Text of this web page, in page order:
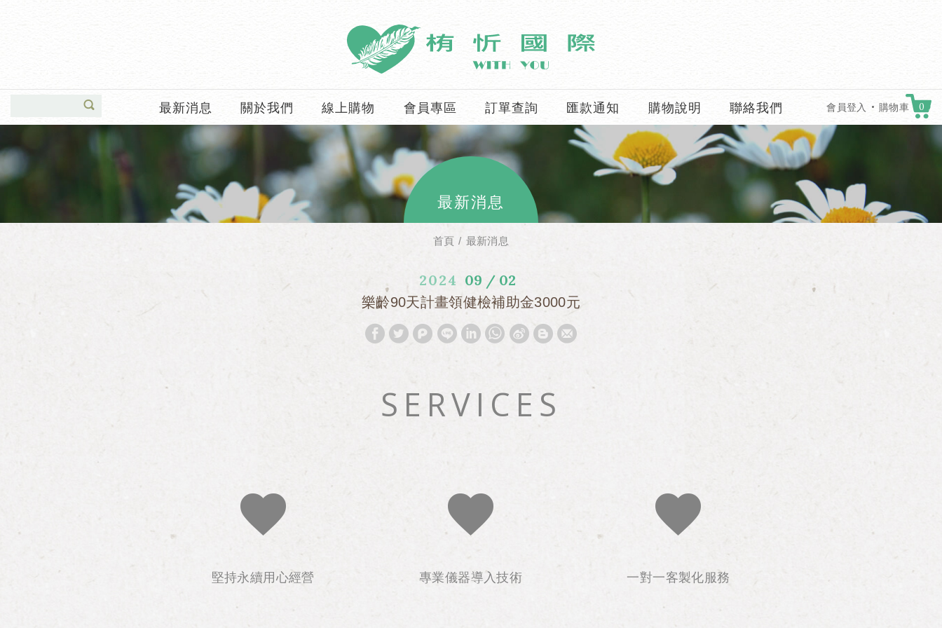
最新消息 關於我們 線上購物 會員專區 訂單查詢 匯款通知 購物說明 聯絡我們 會員登入 0
購物車
最新消息
首頁 最新消息
2024 09 / 02
樂齡90天計畫領健檢補助金3000元
W
t
s
S
a
W
SERVICES
堅持永續用心經營 專業儀器導入技術 一對一客製化服務